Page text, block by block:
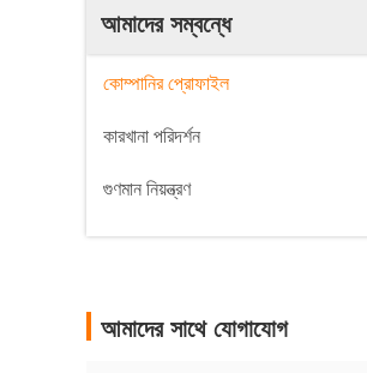
আমাদের সম্বন্ধে
কোম্পানির প্রোফাইল
কারখানা পরিদর্শন
গুণমান নিয়ন্ত্রণ
আমাদের সাথে যোগাযোগ